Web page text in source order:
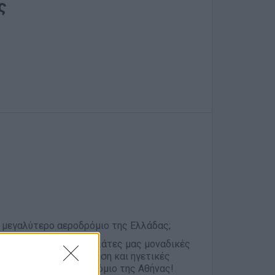
αεροδρόμιο της Ελλάδας;
στους πελάτες μας μοναδικές
για την εξυπηρέτηση και ηγετικές
μας στο Αεροδρόμιο της Αθήνας!